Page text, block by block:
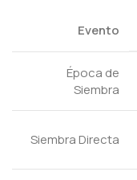
Evento
Época de
Siembra
Siembra Directa